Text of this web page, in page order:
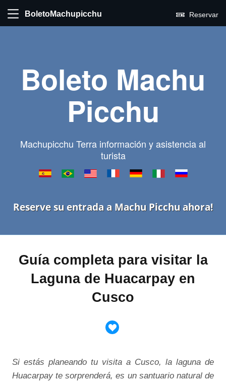
BoletoMachupicchu Reservar
Boleto Machu
Picchu
Machupicchu Terra información y asistencia al
turista
Reserve su entrada a Machu Picchu ahora!
Guía completa para visitar la
Laguna de Huacarpay en
Cusco
Si estás planeando tu visita a Cusco, la laguna de
Huacarpay te sorprenderá, es un santuario natural de